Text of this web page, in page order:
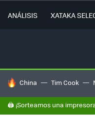
ANÁLISIS XATAKA
HOY SE HABLA DE
China Tim Cook
🖨️ ¡Sorteamos una